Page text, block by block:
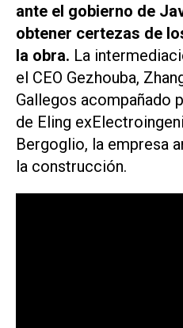
ante el gobierno de
obtener certezas de
la obra. La
el CEO Gezhouba,
Gallegos acompañado
de Eling
Bergoglio, la empresa
la construcción.